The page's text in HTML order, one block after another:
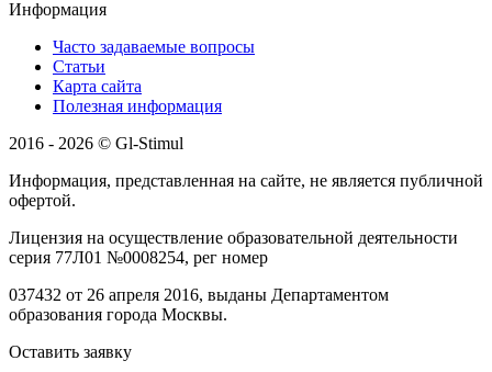
Информация
Часто задаваемые вопросы
Статьи
Карта сайта
Полезная информация
2016 - 2026 © Gl-Stimul
Информация, представленная на сайте, не является публичной
офертой.
Лицензия на осуществление образовательной деятельности
серия 77Л01 №0008254, рег номер
037432 от 26 апреля 2016, выданы Департаментом
образования города Москвы.
Оставить заявку